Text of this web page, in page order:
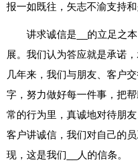
报一如既往，矢志不渝支持和
讲求诚信是__的立足之
展。我们认为答应就是承诺
几年来，我们与朋友、客户
字，努力做好每一件事，把
常的行为里，真诚地对待朋
客户讲诚信，我们对自己的
现，这是我们__人的信条。